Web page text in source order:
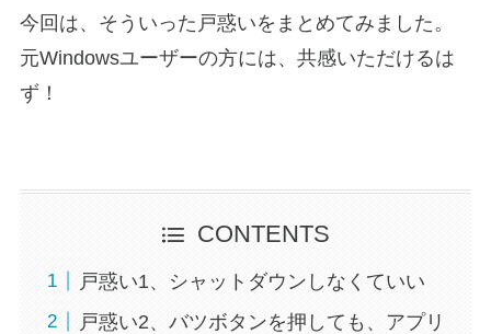
今回は、そういった戸惑いをまとめてみました。
元Windowsユーザーの方には、共感いただけるは
ず！
CONTENTS
戸惑い1、シャットダウンしなくていい
戸惑い2、バツボタンを押しても、アプリ